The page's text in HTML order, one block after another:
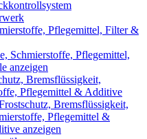
Pflegemittel, Filter &
Schmierstoffe, Pflegemittel,
anzeigen
Bremsflüssigkeit,
Pflegemittel & Additive
Bremsflüssigkeit,
Pflegemittel &
anzeigen